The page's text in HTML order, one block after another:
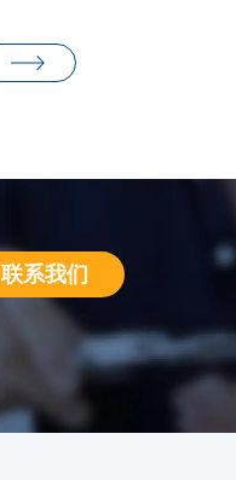
联系我们